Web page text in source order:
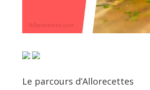
Le parcours d’Allorecettes